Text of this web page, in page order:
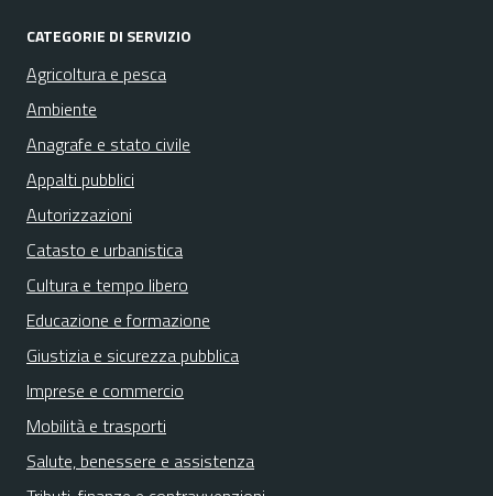
CATEGORIE DI SERVIZIO
Agricoltura e pesca
Ambiente
Anagrafe e stato civile
Appalti pubblici
Autorizzazioni
Catasto e urbanistica
Cultura e tempo libero
Educazione e formazione
Giustizia e sicurezza pubblica
Imprese e commercio
Mobilità e trasporti
Salute, benessere e assistenza